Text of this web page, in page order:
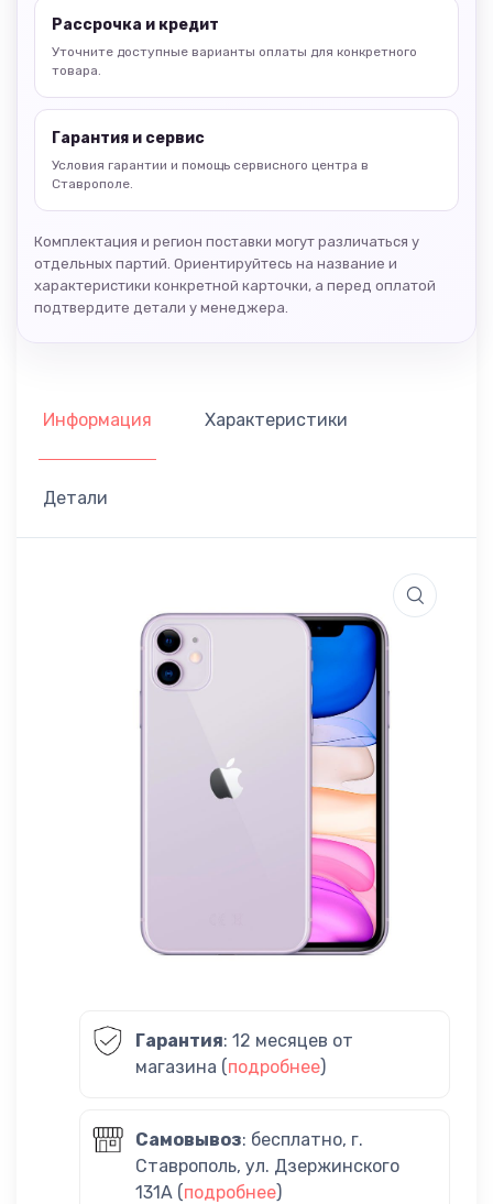
Рассрочка и кредит
Уточните доступные варианты оплаты для конкретного
товара.
Гарантия и сервис
Условия гарантии и помощь сервисного центра в
Ставрополе.
Комплектация и регион поставки могут различаться у
отдельных партий. Ориентируйтесь на название и
характеристики конкретной карточки, а перед оплатой
подтвердите детали у менеджера.
Информация Характеристики
Детали
Гарантия: 12 месяцев от
магазина (подробнее)
Самовывоз: бесплатно, г.
Ставрополь, ул. Дзержинского
131А (подробнее)